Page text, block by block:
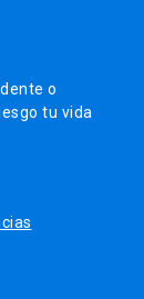
o
tu vida